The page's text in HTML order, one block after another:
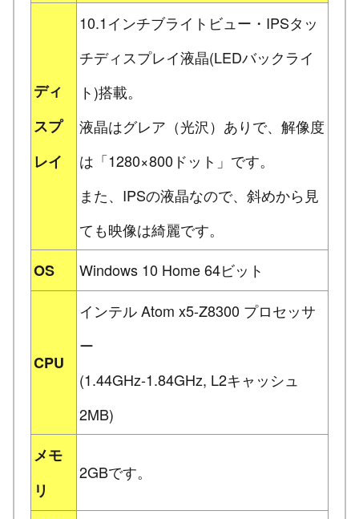
ディ
スプ
レイ
10.1インチブライトビュー・IPSタッ
チディスプレイ液晶(LEDバックライ
ト)搭載。
液晶はグレア（光沢）ありで、解像度
は「1280×800ドット」です。
また、IPSの液晶なので、斜めから見
ても映像は綺麗です。
OS
Windows 10 Home 64ビット
CPU
インテル Atom x5-Z8300 プロセッサ
ー
(1.44GHz-1.84GHz, L2キャッシュ
2MB)
メモ
リ
2GBです。